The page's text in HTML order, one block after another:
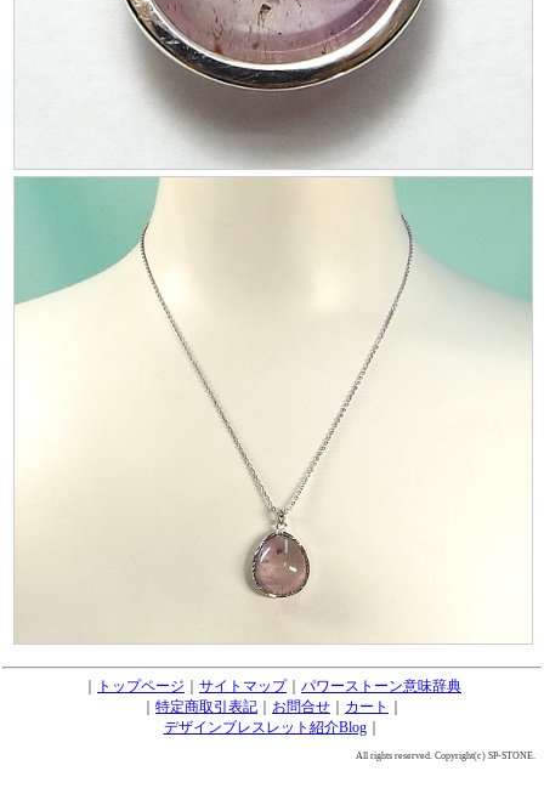
｜ トップページ ｜ サイトマップ｜ パワーストーン意味辞典
｜ 特定商取引表記 ｜ お問合せ ｜ カート ｜
デザインブレスレット紹介Blog｜
All rights reserved. Copyright(c) SP-STONE.